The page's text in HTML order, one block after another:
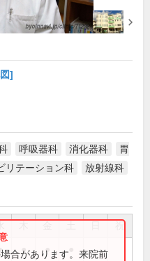
]
呼吸器科 消化器科
胃
リテーション科 放射線科
祝
● ●
合があります。来院前